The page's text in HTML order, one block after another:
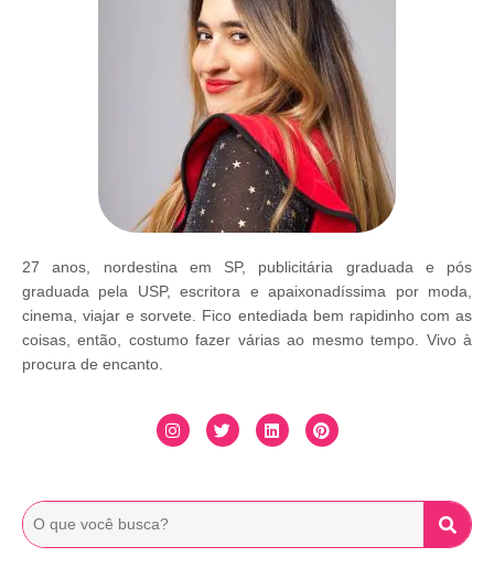
27 anos, nordestina em SP, publicitária graduada e pós
graduada pela USP, escritora e apaixonadíssima por moda,
cinema, viajar e sorvete. Fico entediada bem rapidinho com as
coisas, então, costumo fazer várias ao mesmo tempo. Vivo à
procura de encanto.